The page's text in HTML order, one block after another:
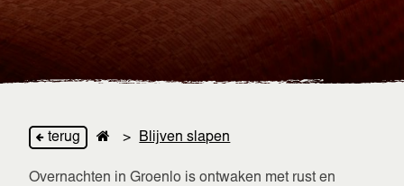
terug > Blijven slapen
Overnachten in Groenlo is ontwaken met rust en